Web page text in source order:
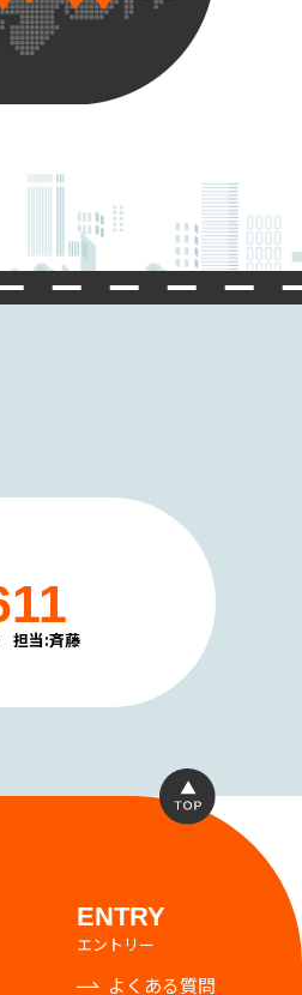
担当:斉藤
ENTRY
エントリー
よくある質問